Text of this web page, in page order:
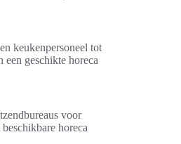
keukenpersoneel tot
een geschikte horeca
voor
horeca